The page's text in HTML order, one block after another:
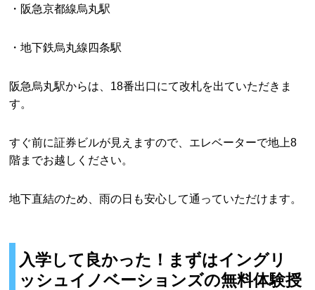
・阪急京都線烏丸駅
・地下鉄烏丸線四条駅
阪急烏丸駅からは、18番出口にて改札を出ていただきま
す。
すぐ前に証券ビルが見えますので、エレベーターで地上8
階までお越しください。
地下直結のため、雨の日も安心して通っていただけます。
入学して良かった！まずはイングリ
ッシュイノベーションズの無料体験授